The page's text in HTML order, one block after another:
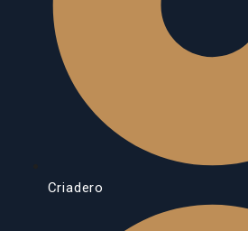
Criadero